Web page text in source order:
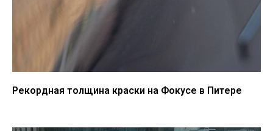
Рекордная толщина краски на Фокусе в Питере